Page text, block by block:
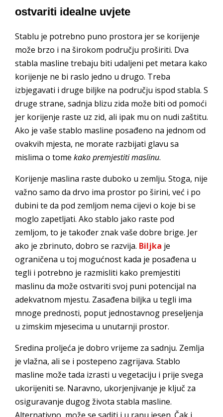
ostvariti idealne uvjete
Stablu je potrebno puno prostora jer se korijenje
može brzo i na širokom području proširiti. Dva
stabla masline trebaju biti udaljeni pet metara kako
korijenje ne bi raslo jedno u drugo. Treba
izbjegavati i druge biljke na području ispod stabla. S
druge strane, sadnja blizu zida može biti od pomoći
jer korijenje raste uz zid, ali ipak mu on nudi zaštitu.
Ako je vaše stablo masline posađeno na jednom od
ovakvih mjesta, ne morate razbijati glavu sa
mislima o tome kako premjestiti maslinu.
Korijenje maslina raste duboko u zemlju. Stoga, nije
važno samo da drvo ima prostor po širini, već i po
dubini te da pod zemljom nema cijevi o koje bi se
moglo zapetljati. Ako stablo jako raste pod
zemljom, to je također znak vaše dobre brige. Jer
ako je zbrinuto, dobro se razvija. Biljka je
ograničena u toj mogućnost kada je posađena u
tegli i potrebno je razmisliti kako premjestiti
maslinu da može ostvariti svoj puni potencijal na
adekvatnom mjestu. Zasađena biljka u tegli ima
mnoge prednosti, poput jednostavnog preseljenja
u zimskim mjesecima u unutarnji prostor.
Sredina proljeća je dobro vrijeme za sadnju. Zemlja
je vlažna, ali se i postepeno zagrijava. Stablo
masline može tada izrasti u vegetaciju i prije svega
ukorijeniti se. Naravno, ukorjenjivanje je ključ za
osiguravanje dugog života stabla masline.